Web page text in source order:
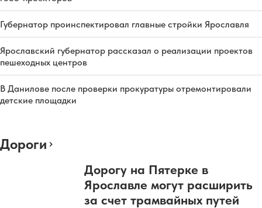
Губернатор проинспектировал главные стройки Ярославля
Ярославский губернатор рассказал о реализации проектов
пешеходных центров
В Данилове после проверки прокуратуры отремонтировали
детские площадки
Дороги
Дорогу на Пятерке в
Ярославле могут расширить
за счет трамвайных путей